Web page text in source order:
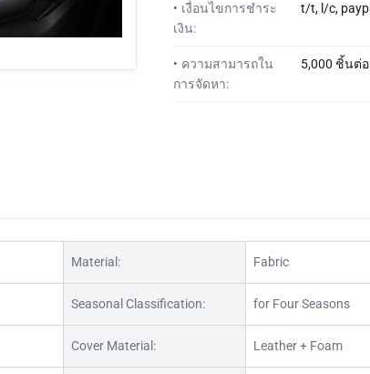
• เงื่อนไขการชำระ
เงิน:
t/t, l/c,
• ความสามารถใน
การจัดหา:
5,000 ชิ้นต่
Material: Fabric
Seasonal Classification: for Four Seasons
Cover Material: Leather + Foam